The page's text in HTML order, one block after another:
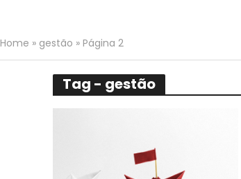
Home » gestão » Página 2
Tag - gestão